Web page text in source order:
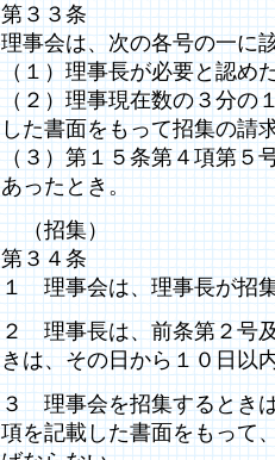
第３３条
理事会は、次の各号の一に
（１）理事長が必要と認め
（２）理事現在数の３分の
した書面をもって招集の請
（３）第１５条第４項第５
あったとき。
（招集）
第３４条
１ 理事会は、理事長が招
２ 理事長は、前条第２号
きは、その日から１０日以
３ 理事会を招集するとき
項を記載した書面をもって